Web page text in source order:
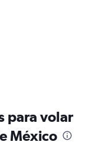
para volar
México